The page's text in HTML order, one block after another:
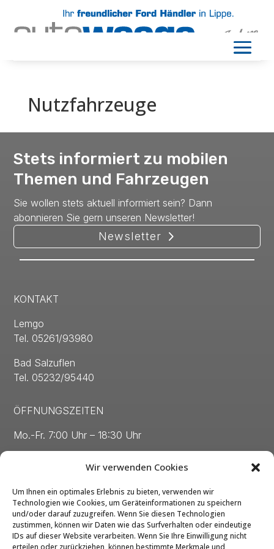
Wir verwenden Cookies
Um Ihnen ein optimales Erlebnis zu bieten, verwenden wir
Technologien wie Cookies, um Geräteinformationen zu speichern
und/oder darauf zuzugreifen. Wenn Sie diesen Technologien
zustimmen, können wir Daten wie das Surfverhalten oder eindeutige
IDs auf dieser Website verarbeiten. Wenn Sie Ihre Einwilligung nicht
erteilen oder zurückziehen, können bestimmte Merkmale und
Nutzfahrzeuge
Stets informiert zu mobilen
Themen und Fahrzeugen
Sie wollen stets aktuell informiert sein? Dann
abonnieren Sie gern unseren Newsletter!
Newsletter
KONTAKT
Lemgo
Tel. 05261/93980
Bad Salzuflen
Tel. 05232/95440
ÖFFNUNGSZEITEN
Mo.-Fr. 7:00 Uhr – 18:30 Uhr
Kontakt